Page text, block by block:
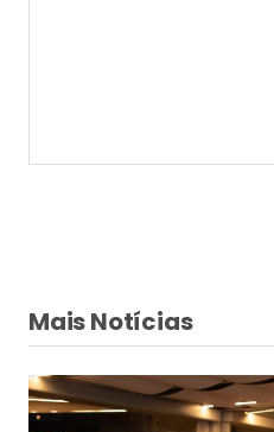
Mais Notícias